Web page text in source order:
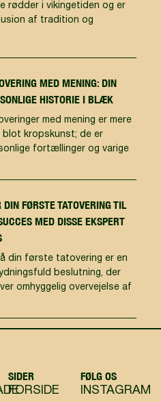
rødder i vikingetiden og er
af tradition og
HISTORIE I BLÆK
med mening er mere
blot kropskunst; de er
fortællinger og varige
MED DISSE EKSPERT
din første tatovering er en
beslutning, der
omhyggelig overvejelse af
SIDER
FORSIDE
FØLG OS
INSTAGRAM